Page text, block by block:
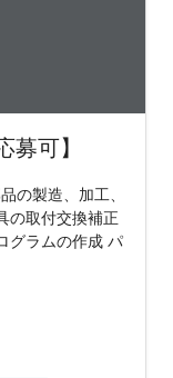
可】
の製造、加工、
の取付交換補正
グラムの作成 パ